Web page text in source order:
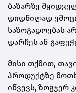
ბაზარზე
დიდწილად
საზოგადოებას
დარჩეს ან
მისი თქმით,
პროდუქტზე
იწვევს, ზოგჯერ